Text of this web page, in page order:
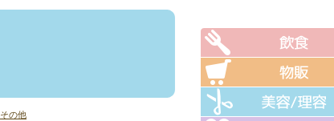
その他